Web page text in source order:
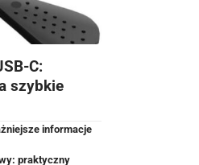
C:
szybkie
informacje
praktyczny